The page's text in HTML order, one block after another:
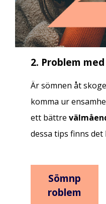
2. Problem
Är sömnen åt
komma ur
ett bättre
dessa tips finns det
Sömnp
roblem